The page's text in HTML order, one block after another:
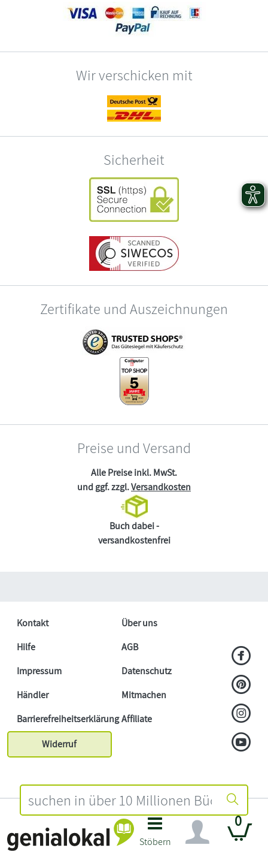
Stöbern
0
Wir verschicken mit
Sicherheit
Zertifikate und Auszeichnungen
Preise und Versand
Alle Preise inkl. MwSt.
und ggf. zzgl.Versandkosten
Buch dabei -
versandkostenfrei
Kontakt
Über uns
Hilfe
AGB
Impressum
Datenschutz
Händler
Mitmachen
BarrierefreiheitserklärungAffiliate
Widerruf